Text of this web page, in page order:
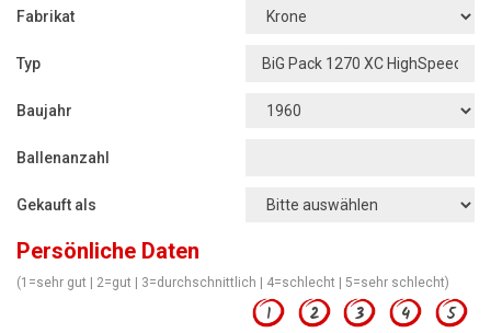
Rasentraktoren
Motorsägen
Hoflader
Fabrikat
Typ
Baujahr
Ballenanzahl
Gekauft als
Persönliche Daten
(1=sehr gut | 2=gut | 3=durchschnittlich | 4=schlecht | 5=sehr schlecht)
1 2 3 4 5